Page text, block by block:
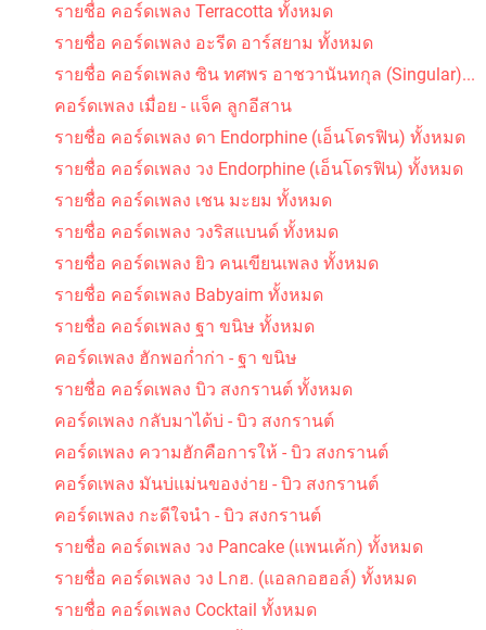
รายชื่อ คอร์ดเพลง Terracotta ทั้งหมด
รายชื่อ คอร์ดเพลง อะรีด อาร์สยาม ทั้งหมด
รายชื่อ คอร์ดเพลง ซิน ทศพร อาชวานันทกุล (Singular)...
คอร์ดเพลง เมื่อย - แจ็ค ลูกอีสาน
รายชื่อ คอร์ดเพลง ดา Endorphine (เอ็นโดรฟิน) ทั้งหมด
รายชื่อ คอร์ดเพลง วง Endorphine (เอ็นโดรฟิน) ทั้งหมด
รายชื่อ คอร์ดเพลง เชน มะยม ทั้งหมด
รายชื่อ คอร์ดเพลง วงริสแบนด์ ทั้งหมด
รายชื่อ คอร์ดเพลง ยิว คนเขียนเพลง ทั้งหมด
รายชื่อ คอร์ดเพลง Babyaim ทั้งหมด
รายชื่อ คอร์ดเพลง ฐา ขนิษ ทั้งหมด
คอร์ดเพลง ฮักพอก่ำก่า - ฐา ขนิษ
รายชื่อ คอร์ดเพลง บิว สงกรานต์ ทั้งหมด
คอร์ดเพลง กลับมาได้บ่ - บิว สงกรานต์
คอร์ดเพลง ความฮักคือการให้ - บิว สงกรานต์
คอร์ดเพลง มันบ่แม่นของง่าย - บิว สงกรานต์
คอร์ดเพลง กะดีใจนำ - บิว สงกรานต์
รายชื่อ คอร์ดเพลง วง Pancake (แพนเค้ก) ทั้งหมด
รายชื่อ คอร์ดเพลง วง Lกฮ. (แอลกอฮอล์) ทั้งหมด
รายชื่อ คอร์ดเพลง Cocktail ทั้งหมด